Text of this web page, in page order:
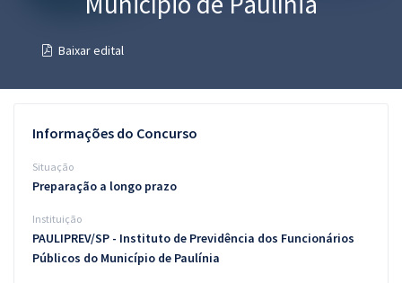
Blog
Atendimento
Baixar edital
Informações do Concurso
Situação
Preparação a longo prazo
Instituição
PAULIPREV/SP - Instituto de Previdência dos Funcionários
Públicos do Município de Paulínia